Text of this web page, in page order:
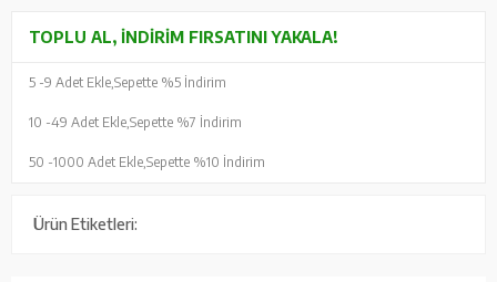
TOPLU AL, İNDIRIM FIRSATINI YAKALA!
5 -9 Adet Ekle, Sepette %5 İndirim
10 -49 Adet Ekle, Sepette %7 İndirim
50 -1000 Adet Ekle, Sepette %10 İndirim
Ürün Etiketleri: